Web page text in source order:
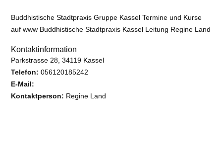
Buddhistische Stadtpraxis Gruppe Kassel Termine und Kurse
auf www Buddhistische Stadtpraxis Kassel Leitung Regine Land
Kontaktinformation
Parkstrasse 28, 34119 Kassel
Telefon: 056120185242
E-Mail:
Kontaktperson: Regine Land